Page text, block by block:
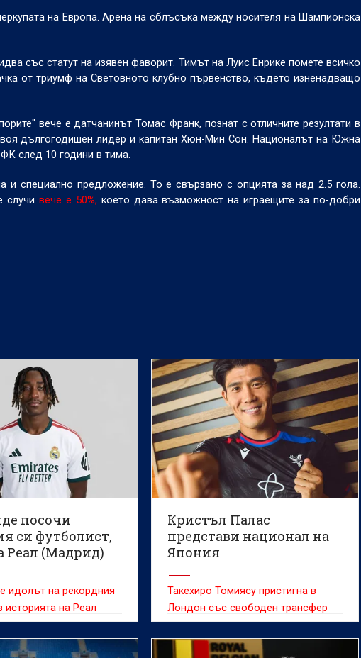
на Европа. Арена на сблъсъка между носителя на Шампионска
със статут на изявен фаворит. Тимът на Луис Енрике помете всичко
от триумф на Световното клубно първенство, където изненадващо
вече е датчанинът Томас Франк, познат с отличните резултати в
дългогодишен лидер и капитан Хюн-Мин Сон. Националът на Южна
след 10 години в тима.
и специално предложение. То е свързано с опцията за над 2.5 гола.
случи вече е 50%, което дава възможност на играещите за по-добри
посочи
си футболист,
Реал (Мадрид)
идолът на рекордния
историята на Реал
Кристъл Палас
представи национал на
Япония
Такехиро Томиясу пристигна в
Лондон със свободен трансфер